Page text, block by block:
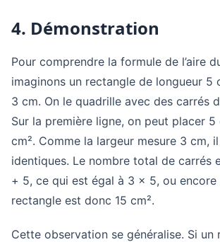
4. Démonstration
Pour comprendre la formule de l’aire
imaginons un rectangle de longueur 5
3 cm. On le quadrille avec des carrés
Sur la première ligne, on peut placer 5
cm². Comme la largeur mesure 3 cm,
identiques. Le nombre total de carrés
+ 5, ce qui est égal à 3 × 5, ou encore
rectangle est donc 15 cm².
Cette observation se généralise. Si un